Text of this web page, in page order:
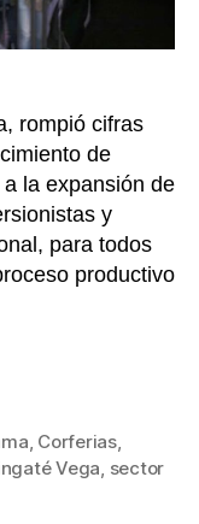
rompió cifras
de
la expansión de
y
para todos
productivo
, Corferias,
Vega, sector